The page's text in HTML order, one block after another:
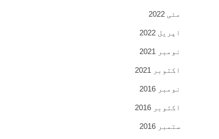
مئی 2022
اپریل 2022
نومبر 2021
اکتوبر 2021
نومبر 2016
اکتوبر 2016
ستمبر 2016